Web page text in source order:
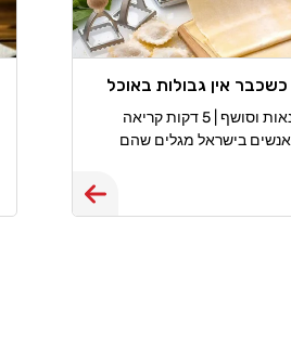
כשכבר אין גבולות באוכל
מאת: טליה יוסף מנהלת סדנאות וסושף | 5 דקות קריאה
אנשים בישראל מגלים שהם